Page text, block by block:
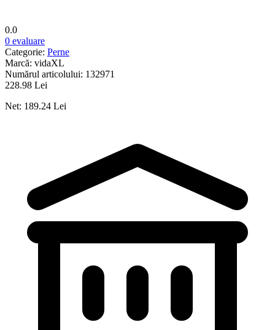
0.0
0 evaluare
Categorie: Perne
Marcă: vidaXL
Numărul articolului: 132971
228.98 Lei
Net: 189.24 Lei